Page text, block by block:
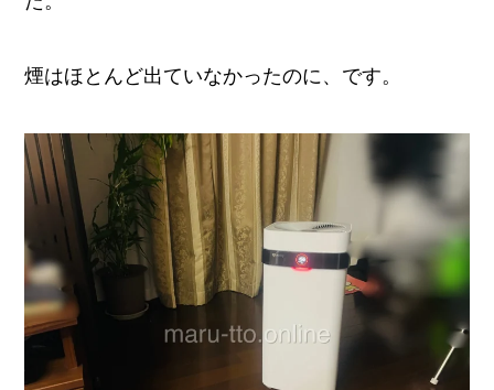
煙はほとんど出ていなかったのに、です。